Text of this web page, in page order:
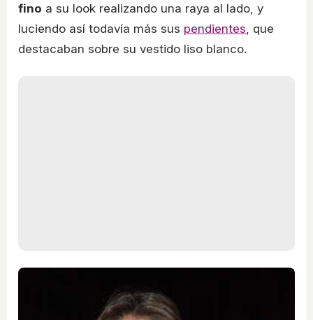
fino a su look realizando una raya al lado, y
luciendo así todavía más sus pendientes , que
destacaban sobre su vestido liso blanco.